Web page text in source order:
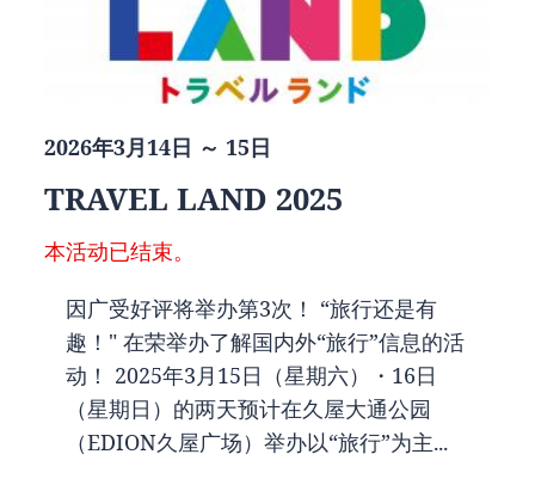
2026年3月14日 ～ 15日
TRAVEL LAND 2025
本活动已结束。
因广受好评将举办第3次！ “旅行还是有
趣！" 在荣举办了解国内外“旅行”信息的活
动！ 2025年3月15日（星期六）・16日
（星期日）的两天预计在久屋大通公园
（EDION久屋广场）举办以“旅行”为主...